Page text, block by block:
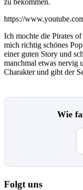
zu bekommen.
https://
Ich mochte die Pirates
mich richtig schönes
einer guten Story und
manchmal etwas nervig
Charakter und gibt der
Wie
Folgt uns